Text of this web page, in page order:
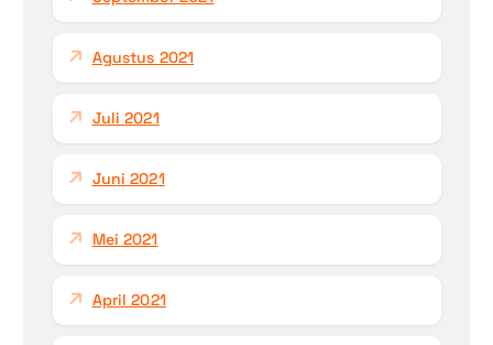
Agustus 2021
Juli 2021
Juni 2021
Mei 2021
April 2021